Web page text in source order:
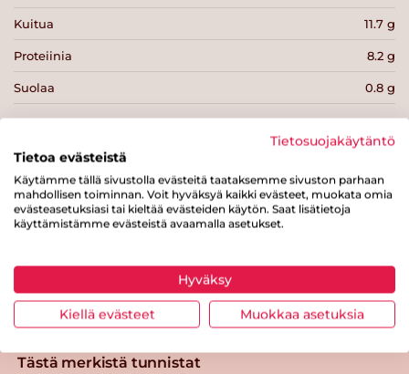
Kuitua 11.7 g
Proteiinia 8.2 g
Suolaa 0.8 g
Tulosta sivu Jaa tuote
Tästä merkistä tunnistat
Tietosuojakäytäntö
Tietoa evästeistä
Käytämme tällä sivustolla evästeitä taataksemme sivuston parhaan
mahdollisen toiminnan. Voit hyväksyä kaikki evästeet, muokata omia
evästeasetuksiasi tai kieltää evästeiden käytön. Saat lisätietoja
käyttämistämme evästeistä avaamalla asetukset.
Hyväksy
Kiellä evästeet Muokkaa asetuksia